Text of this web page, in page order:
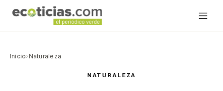
Inicio› Naturaleza
NATURALEZA